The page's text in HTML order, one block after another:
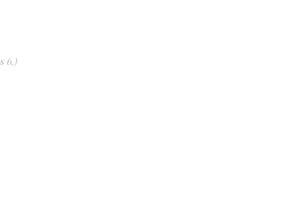
6.)